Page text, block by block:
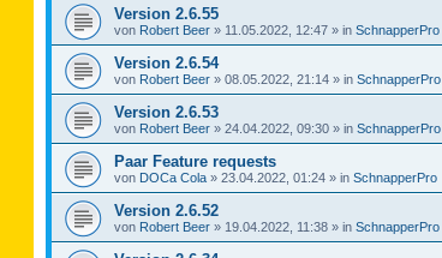
Version 2.6.55
von Robert Beer » 11.05.2022, 12:47 » in SchnapperPro
Version 2.6.54
von Robert Beer » 08.05.2022, 21:14 » in SchnapperPro
Version 2.6.53
von Robert Beer » 24.04.2022, 09:30 » in SchnapperPro
Paar Feature requests
von DOCa Cola » 23.04.2022, 01:24 » in SchnapperPro
Version 2.6.52
von Robert Beer » 19.04.2022, 11:38 » in SchnapperPro